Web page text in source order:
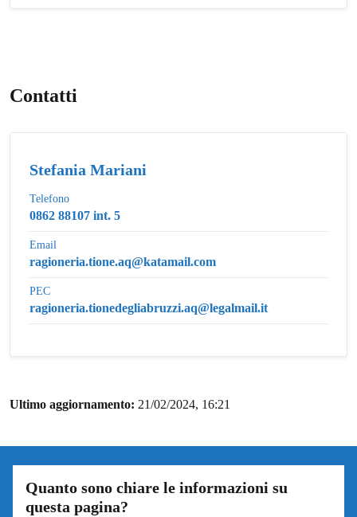
Contatti
Stefania Mariani
Telefono
0862 88107 int. 5
Email
ragioneria.tione.aq@katamail.com
PEC
ragioneria.tionedegliabruzzi.aq@legalmail.it
Ultimo aggiornamento: 21/02/2024, 16:21
Quanto sono chiare le informazioni su
questa pagina?